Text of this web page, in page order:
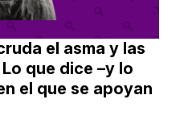
el asma y las
que dice –y lo
el que se apoyan